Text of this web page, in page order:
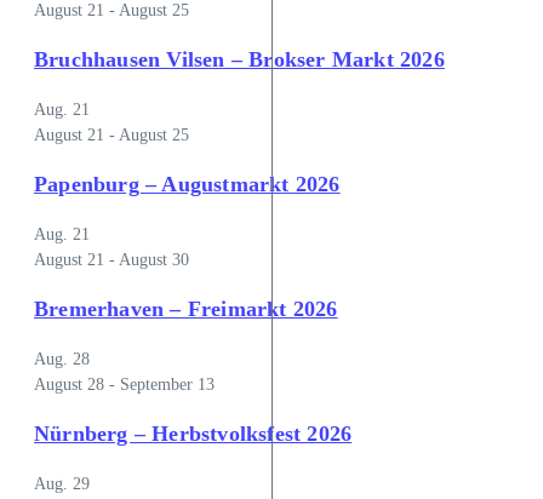
August 21 - August 25
Bruchhausen Vilsen – Brokser Markt 2026
Aug. 21
August 21 - August 25
Papenburg – Augustmarkt 2026
Aug. 21
August 21 - August 30
Bremerhaven – Freimarkt 2026
Aug. 28
August 28 - September 13
Nürnberg – Herbstvolksfest 2026
Aug. 29